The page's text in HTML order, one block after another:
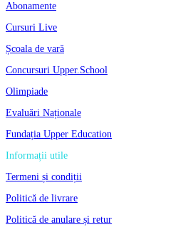
Abonamente
Cursuri Live
Școala de vară
Concursuri Upper.School
Olimpiade
Evaluări Naționale
Fundația Upper Education
Informații utile
Termeni și condiții
Politică de livrare
Politică de anulare și retur